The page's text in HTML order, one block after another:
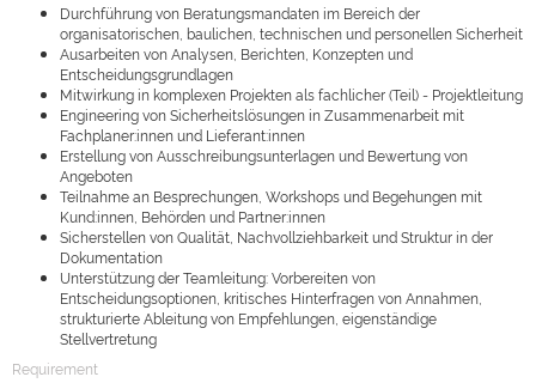
Durchführung von Beratungsmandaten im Bereich der
organisatorischen, baulichen, technischen und personellen Sicherheit
Ausarbeiten von Analysen, Berichten, Konzepten und
Entscheidungsgrundlagen
Mitwirkung in komplexen Projekten als fachlicher (Teil) - Projektleitung
Engineering von Sicherheitslösungen in Zusammenarbeit mit
Fachplaner:innen und Lieferant:innen
Erstellung von Ausschreibungsunterlagen und Bewertung von
Angeboten
Teilnahme an Besprechungen, Workshops und Begehungen mit
Kund:innen, Behörden und Partner:innen
Sicherstellen von Qualität, Nachvollziehbarkeit und Struktur in der
Dokumentation
Unterstützung der Teamleitung: Vorbereiten von
Entscheidungsoptionen, kritisches Hinterfragen von Annahmen,
strukturierte Ableitung von Empfehlungen, eigenständige
Stellvertretung
Requirement